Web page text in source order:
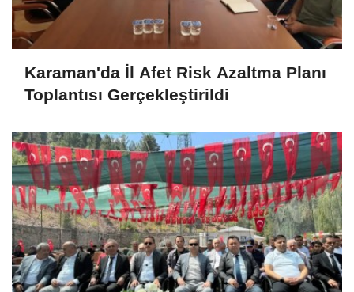
Karaman'da İl Afet Risk Azaltma Planı
Toplantısı Gerçekleştirildi